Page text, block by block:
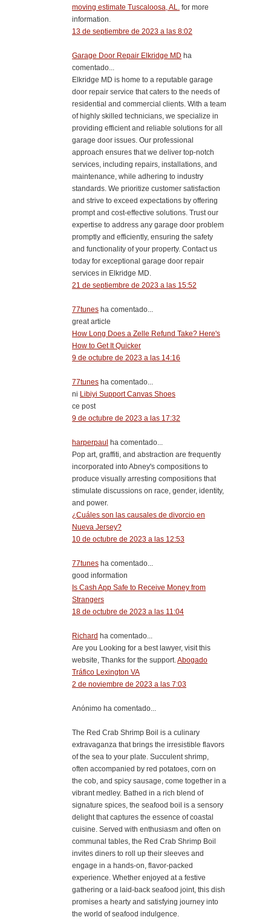
moving estimate Tuscaloosa, AL. for more
information.
13 de septiembre de 2023 a las 8:02
Garage Door Repair Elkridge MD ha
comentado...
Elkridge MD is home to a reputable garage
door repair service that caters to the needs of
residential and commercial clients. With a team
of highly skilled technicians, we specialize in
providing efficient and reliable solutions for all
garage door issues. Our professional
approach ensures that we deliver top-notch
services, including repairs, installations, and
maintenance, while adhering to industry
standards. We prioritize customer satisfaction
and strive to exceed expectations by offering
prompt and cost-effective solutions. Trust our
expertise to address any garage door problem
promptly and efficiently, ensuring the safety
and functionality of your property. Contact us
today for exceptional garage door repair
services in Elkridge MD.
21 de septiembre de 2023 a las 15:52
77tunes ha comentado...
great article
How Long Does a Zelle Refund Take? Here's
How to Get It Quicker
9 de octubre de 2023 a las 14:16
77tunes ha comentado...
ni Libiyi Support Canvas Shoes
ce post
9 de octubre de 2023 a las 17:32
harperpaul
ha comentado...
Pop art, graffiti, and abstraction are frequently
incorporated into Abney's compositions to
produce visually arresting compositions that
stimulate discussions on race, gender, identity,
and power.
¿Cuáles son las causales de divorcio en
Nueva Jersey?
10 de octubre de 2023 a las 12:53
77tunes ha comentado...
good information
Is Cash App Safe to Receive Money from
Strangers
18 de octubre de 2023 a las 11:04
Richard ha comentado...
Are you Looking for a best lawyer, visit this
website, Thanks for the support.Abogado
Tráfico Lexington VA
2 de noviembre de 2023 a las 7:03
Anónimo ha comentado...
The Red Crab Shrimp Boil is a culinary
extravaganza that brings the irresistible flavors
of the sea to your plate. Succulent shrimp,
often accompanied by red potatoes, corn on
the cob, and spicy sausage, come together in a
vibrant medley. Bathed in a rich blend of
signature spices, the seafood boil is a sensory
delight that captures the essence of coastal
cuisine. Served with enthusiasm and often on
communal tables, the Red Crab Shrimp Boil
invites diners to roll up their sleeves and
engage in a hands-on, flavor-packed
experience. Whether enjoyed at a festive
gathering or a laid-back seafood joint, this dish
promises a hearty and satisfying journey into
the world of seafood indulgence.